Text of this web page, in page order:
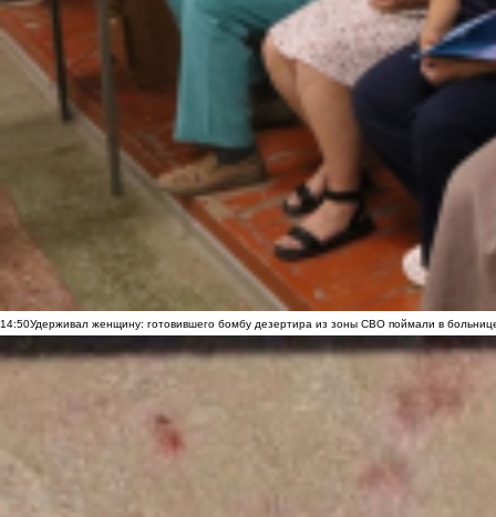
14:50Удерживал женщину: готовившего бомбу дезертира из зоны СВО поймали в